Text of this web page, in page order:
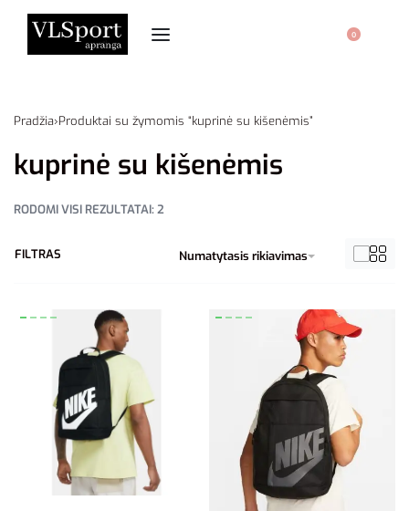
0
Pradžia›Produktai su žymomis “kuprinė su kišenėmis”
kuprinė su kišenėmis
RODOMI VISI REZULTATAI: 2
Numatytasis rikiavimas
FILTRAS